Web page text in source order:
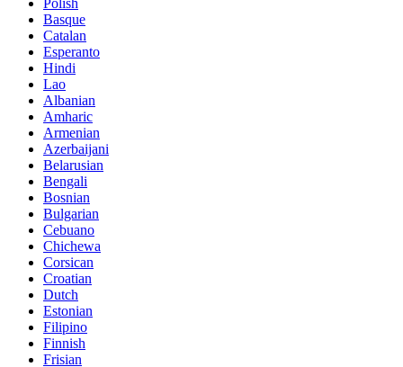
Polish
Basque
Catalan
Esperanto
Hindi
Lao
Albanian
Amharic
Armenian
Azerbaijani
Belarusian
Bengali
Bosnian
Bulgarian
Cebuano
Chichewa
Corsican
Croatian
Dutch
Estonian
Filipino
Finnish
Frisian